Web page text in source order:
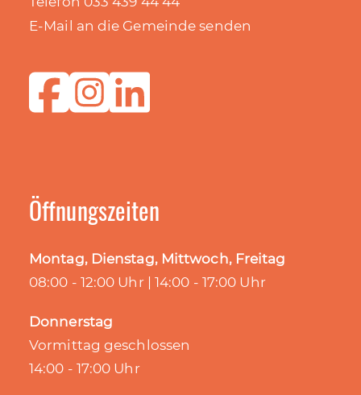
E-Mail an die Gemeinde senden
Öffnungszeiten
Montag, Dienstag, Mittwoch, Freitag
08:00 - 12:00 Uhr | 14:00 - 17:00 Uhr
Donnerstag
Vormittag geschlossen
14:00 - 17:00 Uhr